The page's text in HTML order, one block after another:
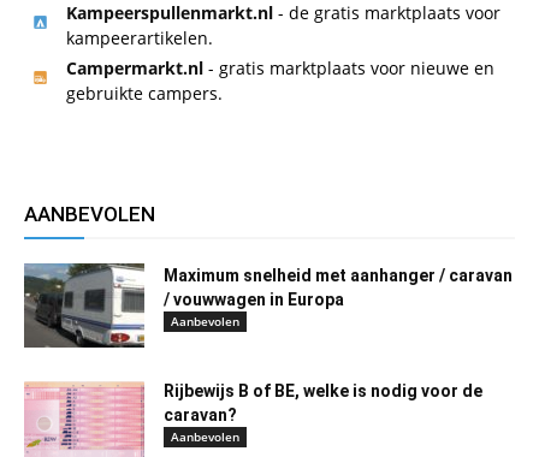
Kampeerspullenmarkt.nl - de gratis marktplaats voor
kampeerartikelen.
Campermarkt.nl - gratis marktplaats voor nieuwe en
gebruikte campers.
AANBEVOLEN
Maximum snelheid met aanhanger / caravan
/ vouwwagen in Europa
Aanbevolen
Rijbewijs B of BE, welke is nodig voor de
caravan?
Aanbevolen